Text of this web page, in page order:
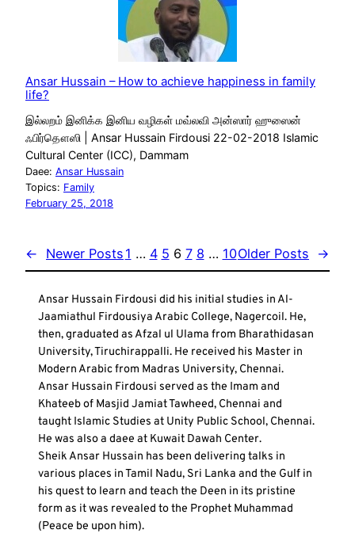
Ansar Hussain – How to achieve happiness in family
life?
இல்லறம் இனிக்க இனிய வழிகள் மவ்லவி அன்ஸார் ஹுஸைன்
ஃபிர்தௌஸி | Ansar Hussain Firdousi 22-02-2018 Islamic
Cultural Center (ICC), Dammam
Daee: Ansar Hussain
Topics: Family
February 25, 2018
← Newer Posts 1 … 4 5 6 7 8 … 10Older Posts →
Ansar Hussain Firdousi did his initial studies in Al-
Jaamiathul Firdousiya Arabic College, Nagercoil. He,
then, graduated as Afzal ul Ulama from Bharathidasan
University, Tiruchirappalli. He received his Master in
Modern Arabic from Madras University, Chennai.
Ansar Hussain Firdousi served as the Imam and
Khateeb of Masjid Jamiat Tawheed, Chennai and
taught Islamic Studies at Unity Public School, Chennai.
He was also a daee at Kuwait Dawah Center.
Sheik Ansar Hussain has been delivering talks in
various places in Tamil Nadu, Sri Lanka and the Gulf in
his quest to learn and teach the Deen in its pristine
form as it was revealed to the Prophet Muhammad
(Peace be upon him).